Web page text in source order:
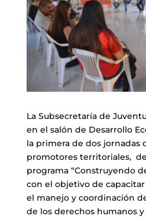
La Subsecretaría de
en el salón de Desarrollo
la primera de dos jornadas
promotores territoriales,
programa “Construyendo
con el objetivo de
el manejo y coordinación
de los derechos humanos